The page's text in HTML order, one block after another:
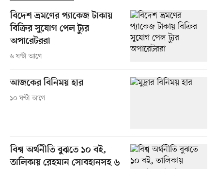
বিদেশ ভ্রমণের প্যাকেজ টাকায়
বিক্রির সুযোগ পেল ট্যুর
অপারেটররা
৬ ঘণ্টা আগে
আজকের বিনিময় হার
১০ ঘণ্টা আগে
বিশ্ব অর্থনীতি বুঝতে ১০ বই,
তালিকায় রেহমান সোবহানসহ ৬